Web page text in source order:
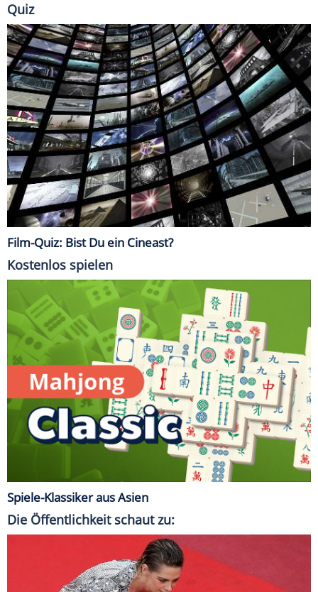
Quiz
Film-Quiz: Bist Du ein Cineast?
Kostenlos spielen
Spiele-Klassiker aus Asien
Die Öffentlichkeit schaut zu: